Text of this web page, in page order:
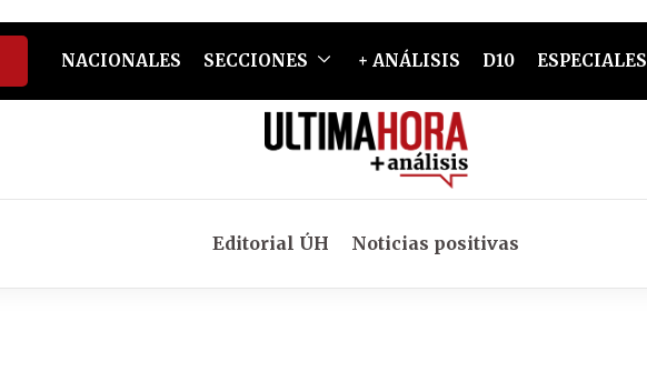
NACIONALES SECCIONES + ANÁLISIS D10 ESPECIALES
Editorial ÚH Noticias positivas